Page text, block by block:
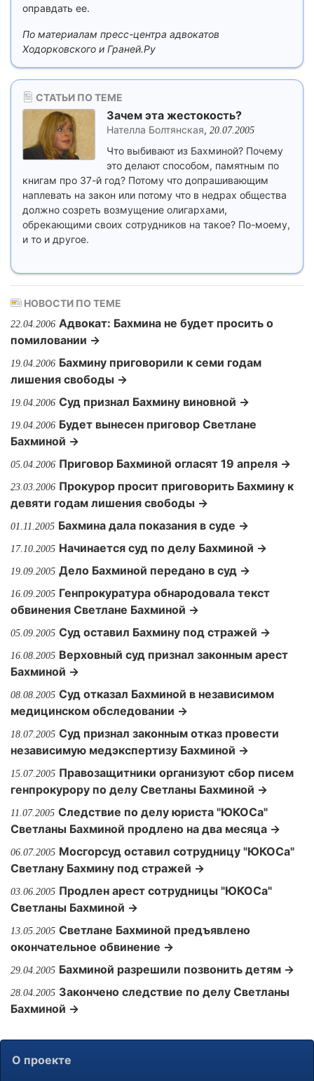
оправдать ее.
По материалам пресс-центра адвокатов
Ходорковского и Граней.Ру
СТАТЬИ ПО ТЕМЕ
Зачем эта жестокость?
Нателла Болтянская, 20.07.2005
Что выбивают из Бахминой? Почему
это делают способом, памятным по
книгам про 37-й год? Потому что допрашивающим
наплевать на закон или потому что в недрах общества
должно созреть возмущение олигархами,
обрекающими своих сотрудников на такое? По-моему,
и то и другое.
НОВОСТИ ПО ТЕМЕ
22.04.2006 Адвокат: Бахмина не будет просить о
помиловании →
19.04.2006 Бахмину приговорили к семи годам
лишения свободы →
19.04.2006 Суд признал Бахмину виновной →
19.04.2006 Будет вынесен приговор Светлане
Бахминой →
05.04.2006 Приговор Бахминой огласят 19 апреля →
23.03.2006 Прокурор просит приговорить Бахмину к
девяти годам лишения свободы →
01.11.2005 Бахмина дала показания в суде →
17.10.2005 Начинается суд по делу Бахминой →
19.09.2005 Дело Бахминой передано в суд →
16.09.2005 Генпрокуратура обнародовала текст
обвинения Светлане Бахминой →
05.09.2005 Суд оставил Бахмину под стражей →
16.08.2005 Верховный суд признал законным арест
Бахминой →
08.08.2005 Суд отказал Бахминой в независимом
медицинском обследовании →
18.07.2005 Суд признал законным отказ провести
независимую медэкспертизу Бахминой →
15.07.2005 Правозащитники организуют сбор писем
генпрокурору по делу Светланы Бахминой →
11.07.2005 Следствие по делу юриста "ЮКОСа"
Светланы Бахминой продлено на два месяца →
06.07.2005 Мосгорсуд оставил сотрудницу "ЮКОСа"
Светлану Бахмину под стражей →
03.06.2005 Продлен арест сотрудницы "ЮКОСа"
Светланы Бахминой →
13.05.2005 Светлане Бахминой предъявлено
окончательное обвинение →
29.04.2005 Бахминой разрешили позвонить детям →
28.04.2005 Закончено следствие по делу Светланы
Бахминой →
О проекте